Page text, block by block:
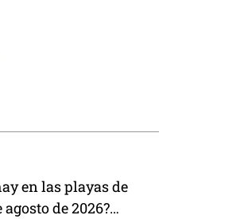
en las playas de
de 2026?